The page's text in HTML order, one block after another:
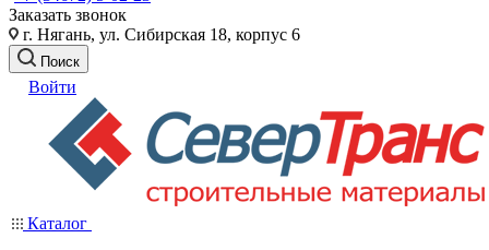
Заказать звонок
г. Нягань, ул. Сибирская 18, корпус 6
Поиск
Войти
Каталог